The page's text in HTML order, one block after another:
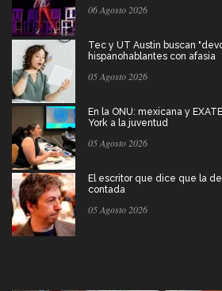
06 Agosto 2026
Tec y UT Austin buscan
hispanohablantes con afasia
05 Agosto 2026
En la ONU: mexicana y
York a la juventud
05 Agosto 2026
El escritor que dice que la
contada
05 Agosto 2026